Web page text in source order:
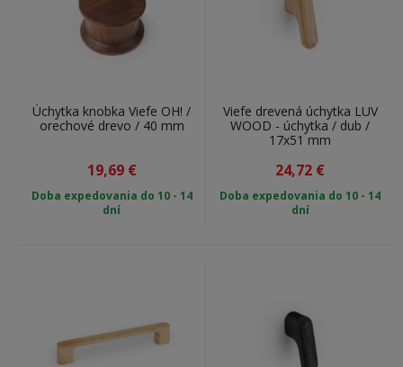
Úchytka knobka Viefe OH! /
orechové drevo / 40 mm
19,69 €
Doba expedovania do 10 - 14
dní
Viefe drevená úchytka LUV
WOOD - úchytka / dub /
17x51 mm
24,72 €
Doba expedovania do 10 - 14
dní